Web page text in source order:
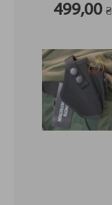
499,00₴